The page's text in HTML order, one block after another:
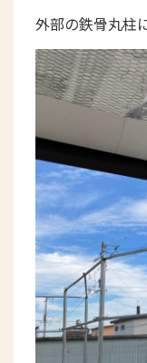
外部の鉄骨丸柱